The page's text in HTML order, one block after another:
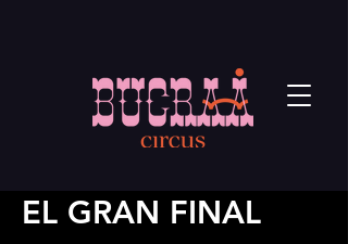
EL GRAN FINAL